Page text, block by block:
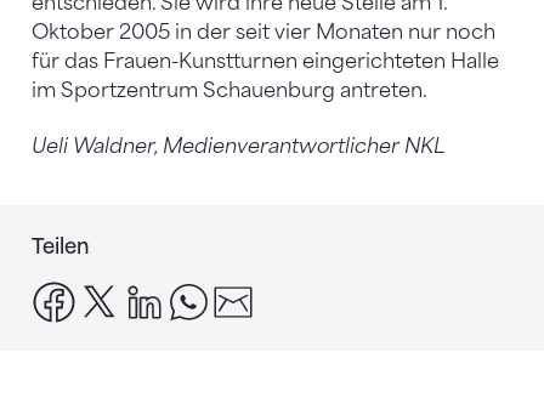
Oktober 2005 in der seit vier Monaten nur noch
für das Frauen-Kunstturnen eingerichteten Halle
im Sportzentrum Schauenburg antreten.
Ueli Waldner, Medienverantwortlicher NKL
Teilen
facebook
x linkedinwhatsapp